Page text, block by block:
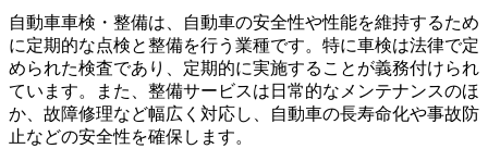
自動車車検・整備は、自動車の安全性や性能を維持するため
に定期的な点検と整備を行う業種です。特に車検は法律で定
められた検査であり、定期的に実施することが義務付けられ
ています。また、整備サービスは日常的なメンテナンスのほ
か、故障修理など幅広く対応し、自動車の長寿命化や事故防
止などの安全性を確保します。